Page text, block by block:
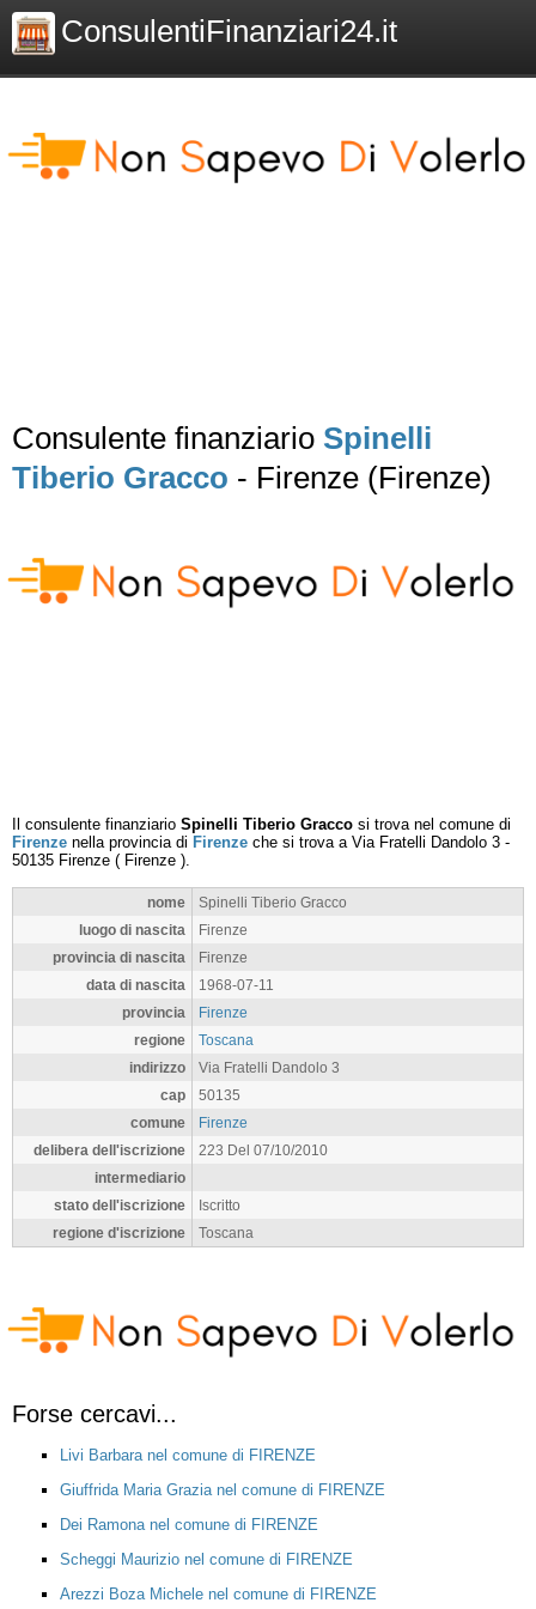
ConsulentiFinanziari24.it
Consulente finanziario Spinelli
Tiberio Gracco - Firenze (Firenze)
Il consulente finanziario Spinelli Tiberio Gracco si trova nel comune di
Firenze nella provincia di Firenze che si trova a Via Fratelli Dandolo 3 -
50135 Firenze ( Firenze ).
nome
Spinelli Tiberio Gracco
luogo di nascita
Firenze
provincia di nascita
Firenze
data di nascita
1968-07-11
provincia
Firenze
regione
Toscana
indirizzo
Via Fratelli Dandolo 3
cap
50135
comune
Firenze
delibera dell'iscrizione
223 Del 07/10/2010
intermediario
stato dell'iscrizione
Iscritto
regione d'iscrizione
Toscana
Forse cercavi...
Livi Barbara nel comune di FIRENZE
Giuffrida Maria Grazia nel comune di FIRENZE
Dei Ramona nel comune di FIRENZE
Scheggi Maurizio nel comune di FIRENZE
Arezzi Boza Michele nel comune di FIRENZE